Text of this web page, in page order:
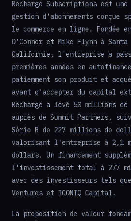
Recharge Subscriptions est
gestion d'abonnements conçue
le commerce en ligne. Fondée
O'Connor et Mike Flynn à Santa
Californie, l'entreprise a
premières années en
patiemment son produit et
avant d'accepter du capital
Recharge a levé 50 millions
auprès de Summit Partners,
Série B de 227 millions de
valorisant l'entreprise à 2,1
dollars. Un financement
l'investissement total à 277
avec des investisseurs tels
Ventures et ICONIQ Capital.
La proposition de valeur